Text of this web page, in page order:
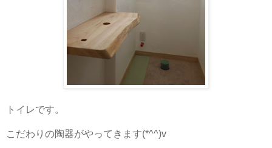
トイレです。
こだわりの陶器がやってきます(*^^)v